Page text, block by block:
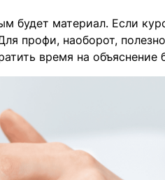
будет материал. Если
профи, наоборот,
время на объяснение